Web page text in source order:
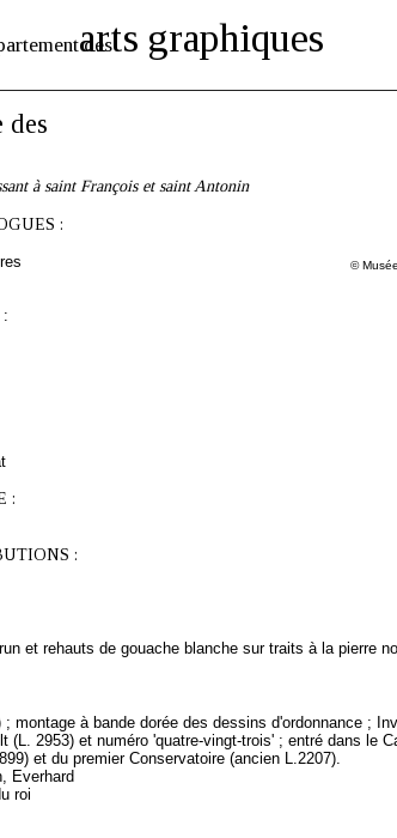
des
arts graphiques
©
des
à saint François et saint Antonin
:
:
:
:
et rehauts de gouache blanche sur traits à la pierre
montage à bande dorée des dessins d'ordonnance ;
(L. 2953) et numéro 'quatre-vingt-trois' ; entré dans le
et du premier Conservatoire (ancien L.2207).
Everhard
roi